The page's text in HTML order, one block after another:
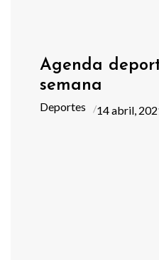
Agenda
semana
Deportes 14 abril,